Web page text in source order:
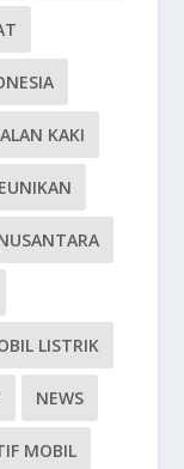
KAKI
LISTRIK
NEWS
MOBIL